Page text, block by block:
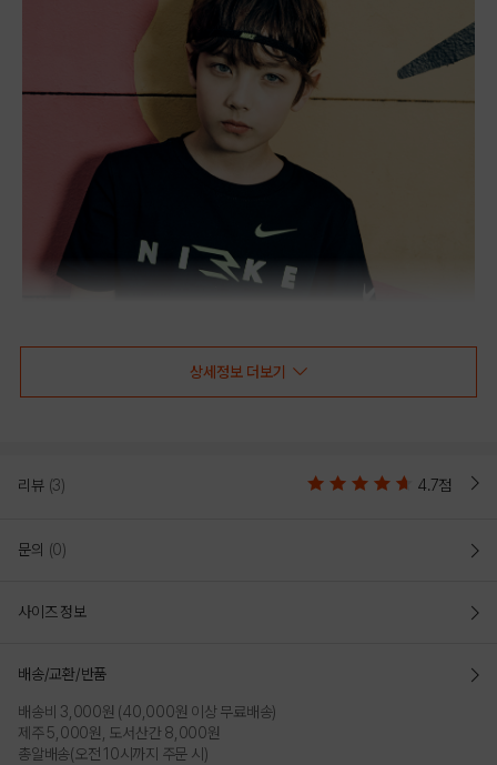
상세정보 더보기
리뷰 (3) 4.7점
문의 (0)
사이즈 정보
배송/교환/반품
배송비 3,000원 (40,000원 이상 무료배송)
제주 5,000원, 도서산간 8,000원
총알배송(오전 10시까지 주문 시)